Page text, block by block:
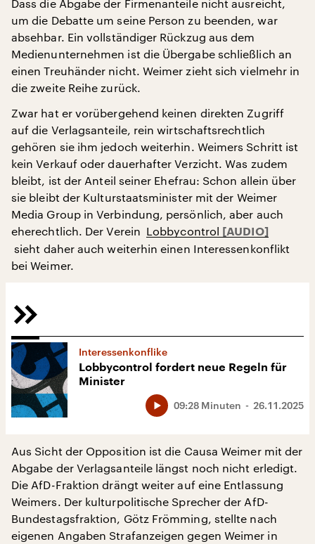
Dass die Abgabe der Firmenanteile nicht ausreicht,
um die Debatte um seine Person zu beenden, war
absehbar. Ein vollständiger Rückzug aus dem
Medienunternehmen ist die Übergabe schließlich an
einen Treuhänder nicht. Weimer zieht sich vielmehr in
die zweite Reihe zurück.
Zwar hat er vorübergehend keinen direkten Zugriff
auf die Verlagsanteile, rein wirtschaftsrechtlich
gehören sie ihm jedoch weiterhin. Weimers Schritt ist
kein Verkauf oder dauerhafter Verzicht. Was zudem
bleibt, ist der Anteil seiner Ehefrau: Schon allein über
sie bleibt der Kulturstaatsminister mit der Weimer
Media Group in Verbindung, persönlich, aber auch
eherechtlich. Der Verein Lobbycontrol
sieht daher auch weiterhin einen Interessenkonflikt
bei Weimer.
Interessenkonflike
Lobbycontrol fordert neue Regeln für
Minister
26.11.2025
09:28 Minuten
Aus Sicht der Opposition ist die Causa Weimer mit der
Abgabe der Verlagsanteile längst noch nicht erledigt.
Die AfD-Fraktion drängt weiter auf eine Entlassung
Weimers. Der kulturpolitische Sprecher der AfD-
Bundestagsfraktion, Götz Frömming, stellte nach
eigenen Angaben Strafanzeigen gegen Weimer in